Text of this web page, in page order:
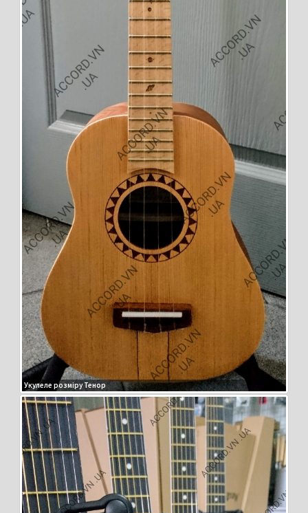
Укулеле розміру Тенор